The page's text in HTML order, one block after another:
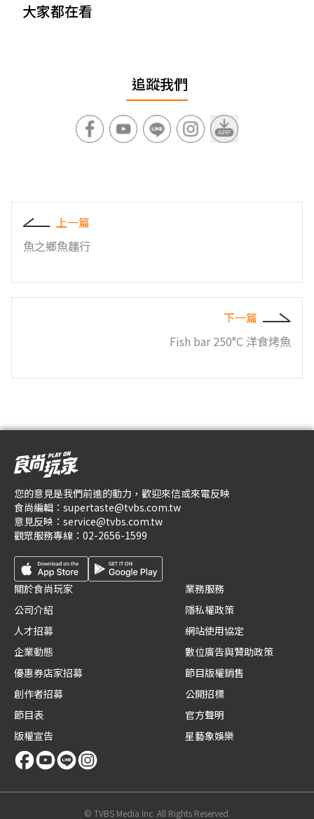
大家都在看
追蹤我們
上一篇
魚之鄉魚麵行
下一篇
Fish bar 250°C 洋食烤魚
您的意見是我們前進的動力，歡迎來信或來電反映
食尚編輯： supertaste@tvbs.com.tw
意見反映： service@tvbs.com.tw
觀眾服務專線： 02-2656-1599
關於食尚玩家
公司介紹
人才招募
企業動態
優惠券店家招募
創作者招募
節目表
版權宣告
業務服務
隱私權政策
網站使用協定
數位廣告與贊助政策
節目版權銷售
公開招標
官方聲明
星藝象娛樂
© TVBS Media Inc. All Rights Reserved.